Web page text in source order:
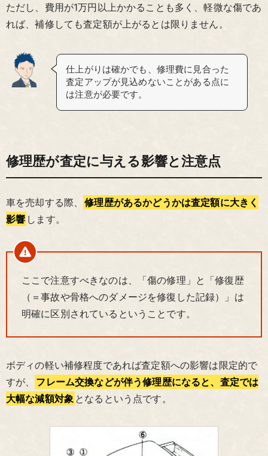
ただし、費用が1万円以上かかることも多く、軽微な傷であ
れば、補修しても査定額が上がるとは限りません。
仕上がりは確かでも、修理費に見合った
査定アップが見込めないことがある点に
は注意が必要です。
修理歴が査定に与える影響と注意点
車を売却する際、 修理歴があるかどうかは査定額に大きく
影響 します。
ここで注意すべきなのは、「傷の修理」と「修復歴
（＝事故や骨格へのダメージを修復した記録）」は
明確に区別されているということです。
ボディの軽い補修程度であれば査定額への影響は限定的で
すが、
フレーム交換などが伴う修理歴になると、査定では
大幅な減額対象 となるという点です。